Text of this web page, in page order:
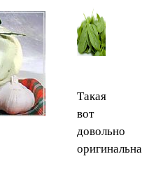
Такая
вот
довольно